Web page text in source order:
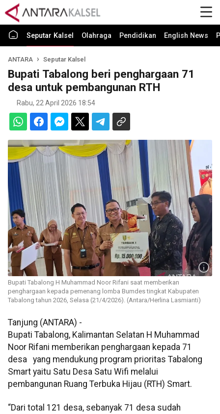
Seputar Kalsel Olahraga Pendidikan English News
ANTARA Seputar Kalsel
Bupati Tabalong beri penghargaan 71
desa untuk pembangunan RTH
Rabu, 22 April 2026 18:54
Bupati Tabalong H Muhammad Noor Rifani saat memberikan
penghargaan kepada pemenang lomba Bumdes tingkat Kabupaten
Tabalong tahun 2026, Selasa (21/4/2026). (Antara/Herlina Lasmianti)
Tanjung (ANTARA) -
Bupati Tabalong, Kalimantan Selatan H Muhammad
Noor Rifani memberikan penghargaan kepada 71
desa yang mendukung program prioritas Tabalong
Smart yaitu Satu Desa Satu Wifi melalui
pembangunan Ruang Terbuka Hijau (RTH) Smart.
“Dari total 121 desa, sebanyak 71 desa sudah